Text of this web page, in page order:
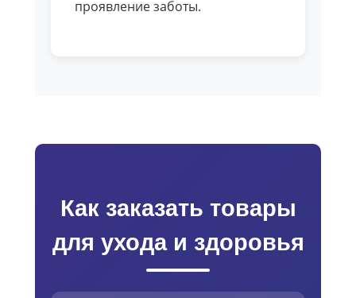
проявление заботы.
Как заказать товары
для ухода и здоровья